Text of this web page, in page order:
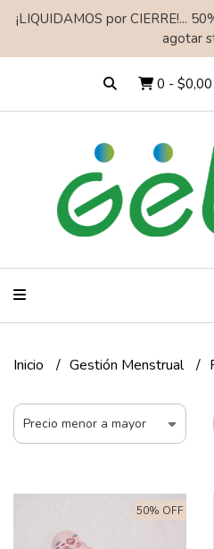
¡LIQUIDAMOS por CIERRE!...
agotar
0 - $0,00
Inicio Gestión Menstrual
50% OFF